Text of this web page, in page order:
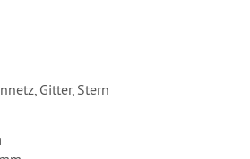
Gitter, Stern